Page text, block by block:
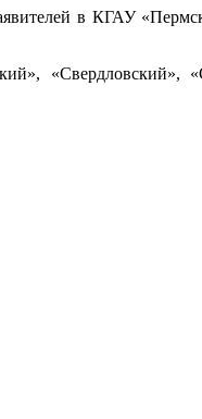
в КГАУ
«Свердловский»,